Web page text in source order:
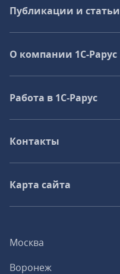
Москва
Воронеж
Публикации и статьи
О компании 1C-Рарус
Работа в 1С‑Рарус
Контакты
Карта сайта